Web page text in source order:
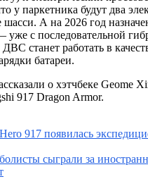
у паркетника будут два
шасси. А на 2026 год
уже с последовательной
станет работать в
батареи.
о хэтчбеке Geome
917 Dragon Armor.
917 появилась
сыграли за